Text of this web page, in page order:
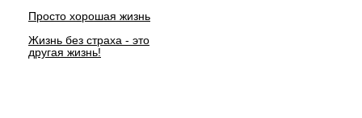
Просто хорошая жизнь
Жизнь без страха - это
другая жизнь!